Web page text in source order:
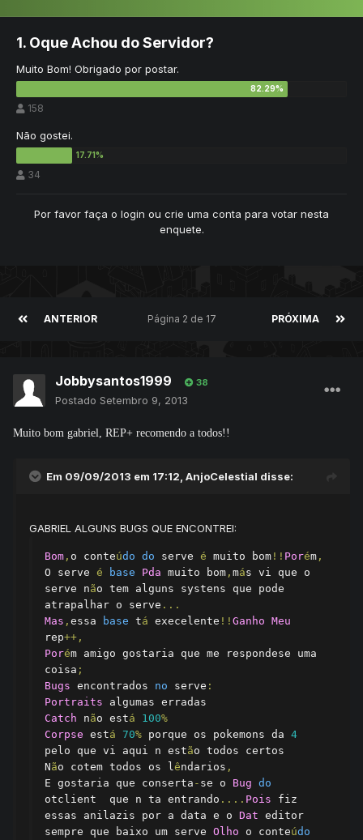
1. Oque Achou do Servidor?
Muito Bom! Obrigado por postar.
158
Não gostei.
34
Por favor faça o login ou crie uma conta para votar nesta
enquete.
ANTERIOR PRÓXIMA
Página 2 de 17
Jobbysantos1999 38
Postado Setembro 9, 2013
Muito bom gabriel, REP+ recomendo a todos!!
Em 09/09/2013 em 17:12, AnjoCelestial disse:
GABRIEL ALGUNS BUGS QUE ENCONTREI:
Bom , o conteúdo do serve é muito bom !! Porém ,
O serve é base Pda muito bom , más vi que o
serve não tem alguns systens que pode
atrapalhar o serve ...
Mas , essa base tá execelente !! Ganho Meu
rep++,
Porém amigo gostaria que me respondese uma
coisa ;
Bugs encontrados no serve :
Portraits
Catch não está 100%
Corpse está 70% porque os pokemons da 4
pelo que vi aqui n estão todos certos
Não cotem todos os l êndarios ,
E gostaria que conserta - se o Bug do
otclient  que n ta entrando .... Pois fiz
essas anilazis por a data e o Dat editor
sempre que baixo um serve Olho o conteúdo